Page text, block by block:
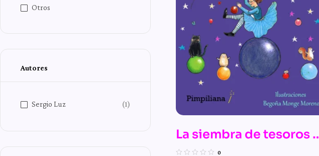
La siembra de tesoros –
n.º 6 de Las mágicas
0
Otros
Autores
Sergio Luz (1)